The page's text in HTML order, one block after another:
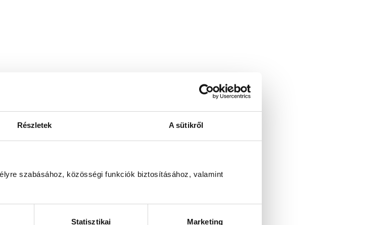
Részletek A sütikről
szabásához, közösségi funkciók biztosításához, valamint
Statisztikai Marketing